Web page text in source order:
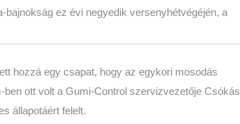
ez évi negyedik versenyhétvégéjén, a
hozzá egy csapat, hogy az egykori mosodás
ott volt a Gumi-Control szervizvezetője Csókás
állapotáért felelt.